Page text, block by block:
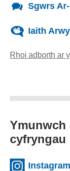
Sgwrs
Iaith
Rhoi adborth ar
Ymunwch
cyfryngau
Instagram